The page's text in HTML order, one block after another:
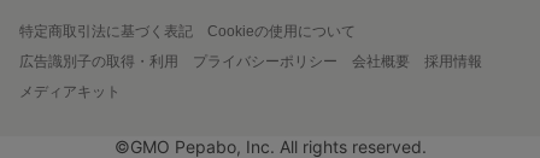
特定商取引法に基づく表記
Cookieの使用について
広告識別子の取得・利用
プライバシーポリシー 会社概要
採用情報
メディアキット
©GMO Pepabo, Inc. All rights reserved.